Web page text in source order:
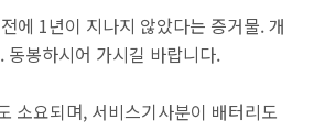
에 1년이 지나지 않았다는 증거물. 개
동봉하시어 가시길 바랍니다.
소요되며, 서비스기사분이 배터리도